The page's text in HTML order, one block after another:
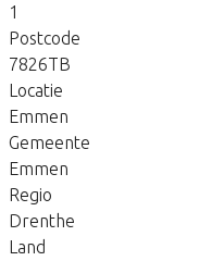
1
Postcode
7826TB
Locatie
Emmen
Gemeente
Emmen
Regio
Drenthe
Land